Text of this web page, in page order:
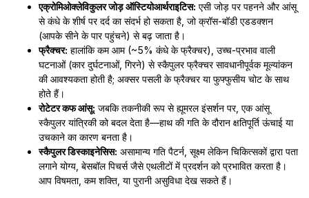
एक्रोमिओक्लेविकुलर जोड़ ऑस्टियोआर्थराइटिस: एसी जोड़ पर पहनने और आंसू
से कंधे के शीर्ष पर दर्द का संदर्भ हो सकता है, जो क्रॉस-बॉडी एडडक्शन
(आपके सीने के पार पहुंचने) से बढ़ जाता है।
फ्रैक्चर: हालांकि कम आम (~5% कंधे के फ्रैक्चर), उच्च-प्रभाव वाली
घटनाओं (कार दुर्घटनाओं, गिरने) से स्कैपुलर फ्रैक्चर सावधानीपूर्वक मूल्यांकन
की आवश्यकता होती है; अक्सर पसली के फ्रैक्चर या फुफ्फुसीय चोट के साथ
होते हैं।
रोटेटर कफ आंसू: जबकि तकनीकी रूप से ह्यूमरल इंसर्शन पर, एक आंसू
स्कैपुलर यांत्रिकी को बदल देता है—हाथ की गति के दौरान क्षतिपूर्ति ऊंचाई या
उचकाने का कारण बनता है।
स्कैपुलर डिस्काइनेसिस: असामान्य गति पैटर्न, सूक्ष्म लेकिन चिकित्सकों द्वारा पता
लगाने योग्य, बेसबॉल पिचर्स जैसे एथलीटों में प्रदर्शन को प्रभावित करता है।
आप विषमता, कम शक्ति, या पुरानी असुविधा देख सकते हैं।